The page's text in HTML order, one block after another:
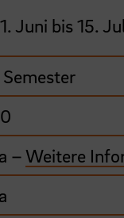
Juni bis 15.
–Weitere